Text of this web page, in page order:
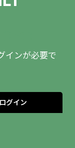
インが必要で
ログイン